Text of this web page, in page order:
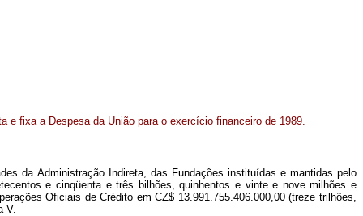
e fixa a Despesa da União para o exercício financeiro de 1989.
da Administração Indireta, das Fundações instituídas e mantidas pelo
e cinqüenta e três bilhões, quinhentos e vinte e nove milhões e
Oficiais de Crédito em CZ$ 13.991.755.406.000,00 (treze trilhões,
V.